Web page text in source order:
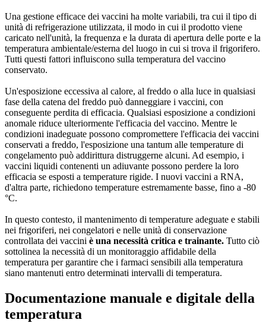
Una gestione efficace dei vaccini ha molte variabili, tra cui il tipo di
unità di refrigerazione utilizzata, il modo in cui il prodotto viene
caricato nell'unità, la frequenza e la durata di apertura delle porte e la
temperatura ambientale/esterna del luogo in cui si trova il frigorifero.
Tutti questi fattori influiscono sulla temperatura del vaccino
conservato.
Un'esposizione eccessiva al calore, al freddo o alla luce in qualsiasi
fase della catena del freddo può danneggiare i vaccini, con
conseguente perdita di efficacia. Qualsiasi esposizione a condizioni
anomale riduce ulteriormente l'efficacia del vaccino. Mentre le
condizioni inadeguate possono compromettere l'efficacia dei vaccini
conservati a freddo, l'esposizione una tantum alle temperature di
congelamento può addirittura distruggerne alcuni. Ad esempio, i
vaccini liquidi contenenti un adiuvante possono perdere la loro
efficacia se esposti a temperature rigide. I nuovi vaccini a RNA,
d'altra parte, richiedono temperature estremamente basse, fino a -80
°C.
In questo contesto, il mantenimento di temperature adeguate e stabili
nei frigoriferi, nei congelatori e nelle unità di conservazione
controllata dei vaccini è una necessità critica e trainante. Tutto ciò
sottolinea la necessità di un monitoraggio affidabile della
temperatura per garantire che i farmaci sensibili alla temperatura
siano mantenuti entro determinati intervalli di temperatura.
Documentazione manuale e digitale della
temperatura